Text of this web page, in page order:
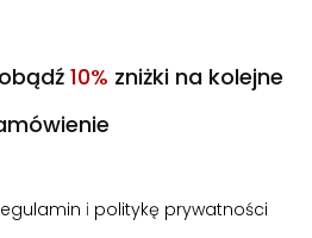
10% zniżki na kolejne
i politykę prywatności